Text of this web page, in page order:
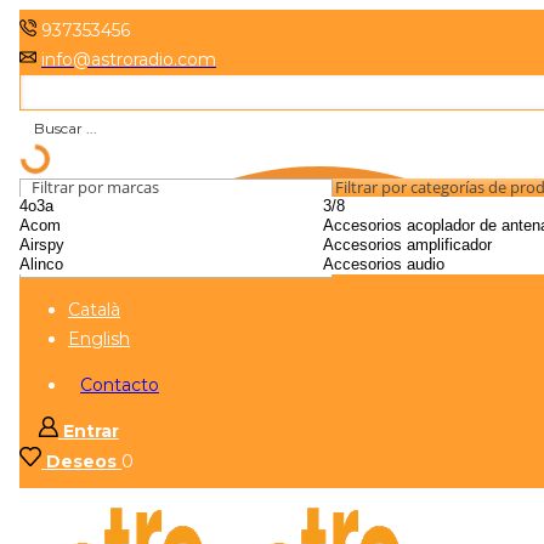
937353456
info@astroradio.com
Filtrar por marcas Filtrar por categorías de
Català
English
Contacto
Entrar
Deseos 0